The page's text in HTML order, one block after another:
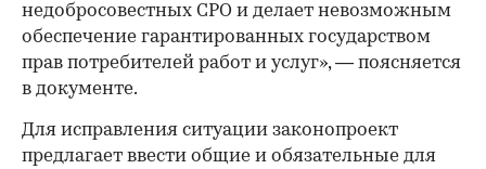
00:00 / 00:00
недобросовестных СРО и делает невозможным
обеспечение гарантированных государством
прав потребителей работ и услуг», — поясняется
в документе.
Для исправления ситуации законопроект
предлагает ввести общие и обязательные для